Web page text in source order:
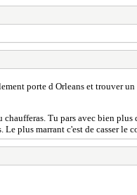
porte d Orleans et trouver
Tu pars avec bien
plus marrant c'est de casser le